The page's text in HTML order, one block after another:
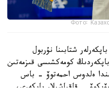
Фото:
شتابىنا نۇربول
كومەكشىسى قىزمەتىن
ەلدوس احمەتوۆ - باس
- قاقپاشىلار باپكەرى،